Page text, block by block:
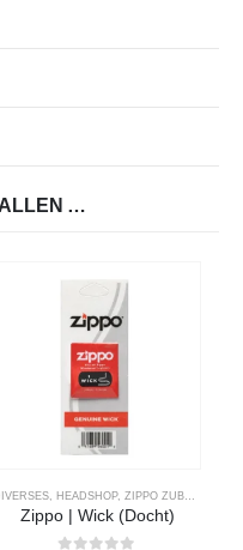
…
,ZIPPO ZUBEHÖR
HEADSHOP, ZIPPO ZUBEHÖR
Zippo | Wick (Docht)